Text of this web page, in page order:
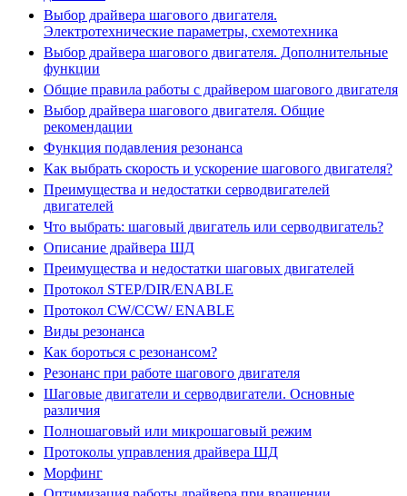
Выбор драйвера шагового двигателя.
Электротехнические параметры, схемотехника
Выбор драйвера шагового двигателя. Дополнительные
функции
Общие правила работы с драйвером шагового двигателя
Выбор драйвера шагового двигателя. Общие
рекомендации
Функция подавления резонанса
Как выбрать скорость и ускорение шагового двигателя?
Преимущества и недостатки серводвигателей
двигателей
Что выбрать: шаговый двигатель или серводвигатель?
Описание драйвера ШД
Преимущества и недостатки шаговых двигателей
Протокол STEP/DIR/ENABLE
Протокол CW/CCW/ ENABLE
Виды резонанса
Как бороться с резонансом?
Резонанс при работе шагового двигателя
Шаговые двигатели и серводвигатели. Основные
различия
Полношаговый или микрошаговый режим
Протоколы управления драйвера ШД
Морфинг